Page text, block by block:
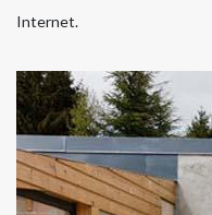
Internet.